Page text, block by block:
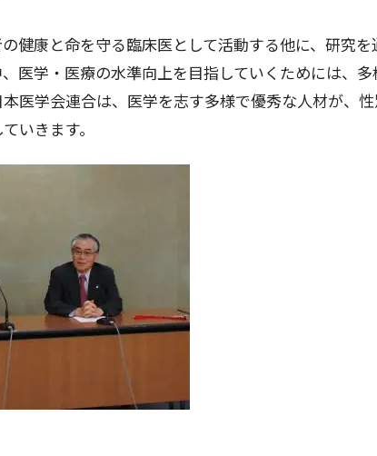
健康と命を守る臨床医として活動する他に、研究
医学・医療の水準向上を目指していくためには、
医学会連合は、医学を志す多様で優秀な人材が、
いきます。